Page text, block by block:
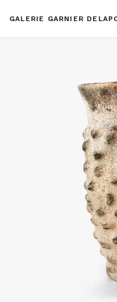
GALERIE GARNIER